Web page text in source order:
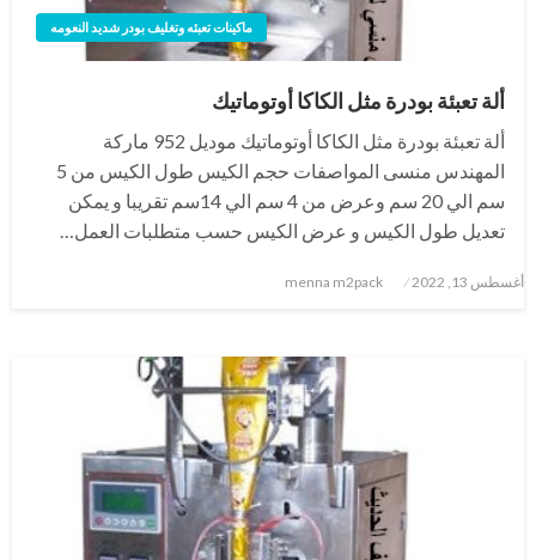
ماكينات تعبئه وتغليف بودر شديد النعومه
ألة تعبئة بودرة مثل الكاكا أوتوماتيك
ألة تعبئة بودرة مثل الكاكا أوتوماتيك موديل 952 ماركة
المهندس منسى المواصفات حجم الكيس طول الكيس من 5
سم الي 20 سم وعرض من 4 سم الي 14سم تقريبا و يمكن
تعديل طول الكيس و عرض الكيس حسب متطلبات العمل…
نُشر
أغسطس 13, 2022 menna m2pack